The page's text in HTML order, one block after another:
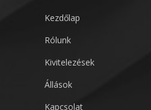
Kezdőlap
Rólunk
Kivitelezések
Állások
Kapcsolat